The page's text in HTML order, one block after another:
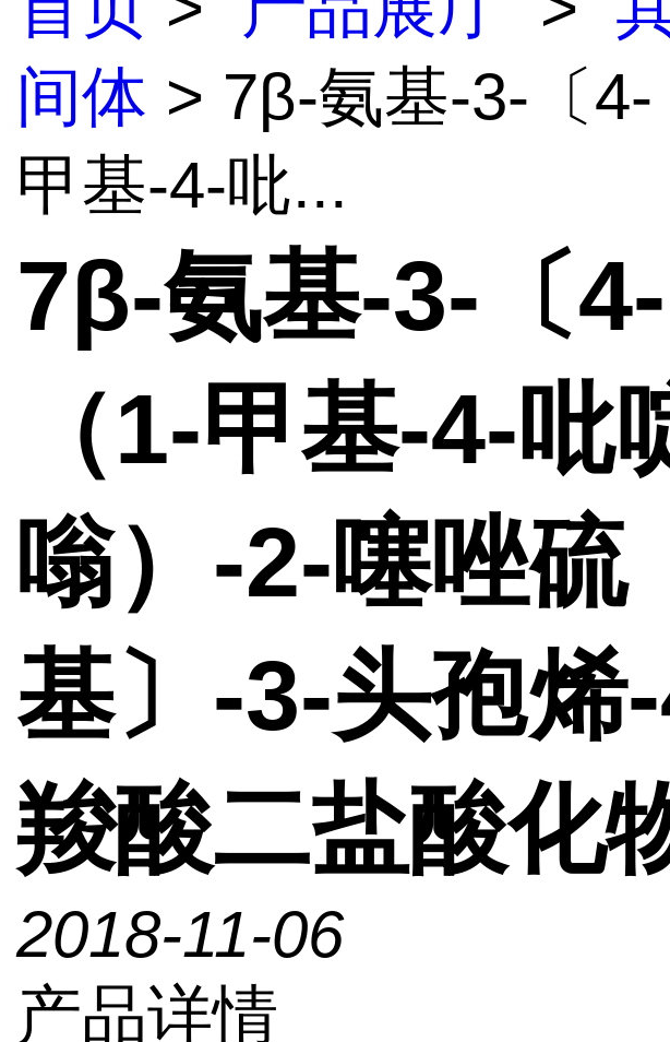
间体 > 7β-氨基-3-〔4-
甲基-4-吡...
7β-氨基-3-〔4-
（1-甲基-4-吡
嗡）-2-噻唑硫
基〕-3-头孢烯
羧酸二盐酸化
2018-11-06
产品详情